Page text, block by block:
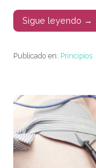
Sigue leyendo →
Publicado en: Principios